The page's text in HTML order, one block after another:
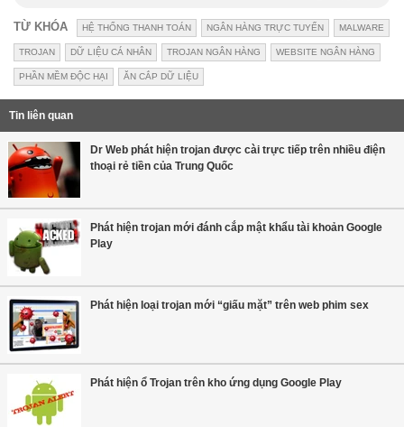
TỪ KHÓA HỆ THỐNG THANH TOÁN NGÂN HÀNG TRỰC TUYẾN MALWARE
TROJAN DỮ LIỆU CÁ NHÂN TROJAN NGÂN HÀNG WEBSITE NGÂN HÀNG
PHẦN MỀM ĐỘC HẠI ĂN CẮP DỮ LIỆU
Tin liên quan
Dr Web phát hiện trojan được cài trực tiếp trên nhiều điện
thoại rẻ tiền của Trung Quốc
Phát hiện trojan mới đánh cắp mật khẩu tài khoản Google
Play
Phát hiện loại trojan mới “giấu mặt” trên web phim sex
Phát hiện ổ Trojan trên kho ứng dụng Google Play